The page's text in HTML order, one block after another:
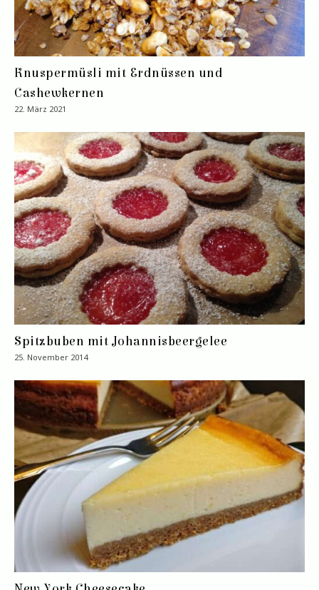
Knuspermüsli mit Erdnüssen und
Cashewkernen
22. März 2021
Spitzbuben mit Johannisbeergelee
25. November 2014